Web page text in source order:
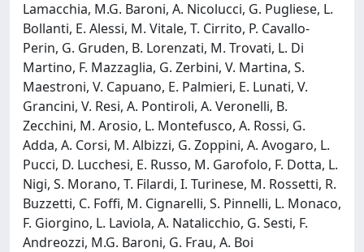
Lamacchia, M.G. Baroni, A. Nicolucci, G. Pugliese, L.
Bollanti, E. Alessi, M. Vitale, T. Cirrito, P. Cavallo-
Perin, G. Gruden, B. Lorenzati, M. Trovati, L. Di
Martino, F. Mazzaglia, G. Zerbini, V. Martina, S.
Maestroni, V. Capuano, E. Palmieri, E. Lunati, V.
Grancini, V. Resi, A. Pontiroli, A. Veronelli, B.
Zecchini, M. Arosio, L. Montefusco, A. Rossi, G.
Adda, A. Corsi, M. Albizzi, G. Zoppini, A. Avogaro, L.
Pucci, D. Lucchesi, E. Russo, M. Garofolo, F. Dotta, L.
Nigi, S. Morano, T. Filardi, I. Turinese, M. Rossetti, R.
Buzzetti, C. Foffi, M. Cignarelli, S. Pinnelli, L. Monaco,
F. Giorgino, L. Laviola, A. Natalicchio, G. Sesti, F.
Andreozzi, M.G. Baroni, G. Frau, A. Boi